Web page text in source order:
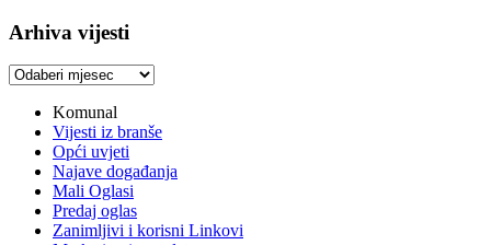
Arhiva vijesti
Arhiva
Komunal
Vijesti iz branše
Opći uvjeti
Najave događanja
Mali Oglasi
Predaj oglas
Zanimljivi i korisni Linkovi